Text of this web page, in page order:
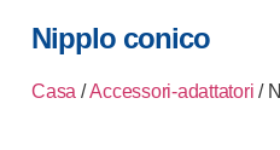
Nipplo conico
Casa /Accessori-adattatori /